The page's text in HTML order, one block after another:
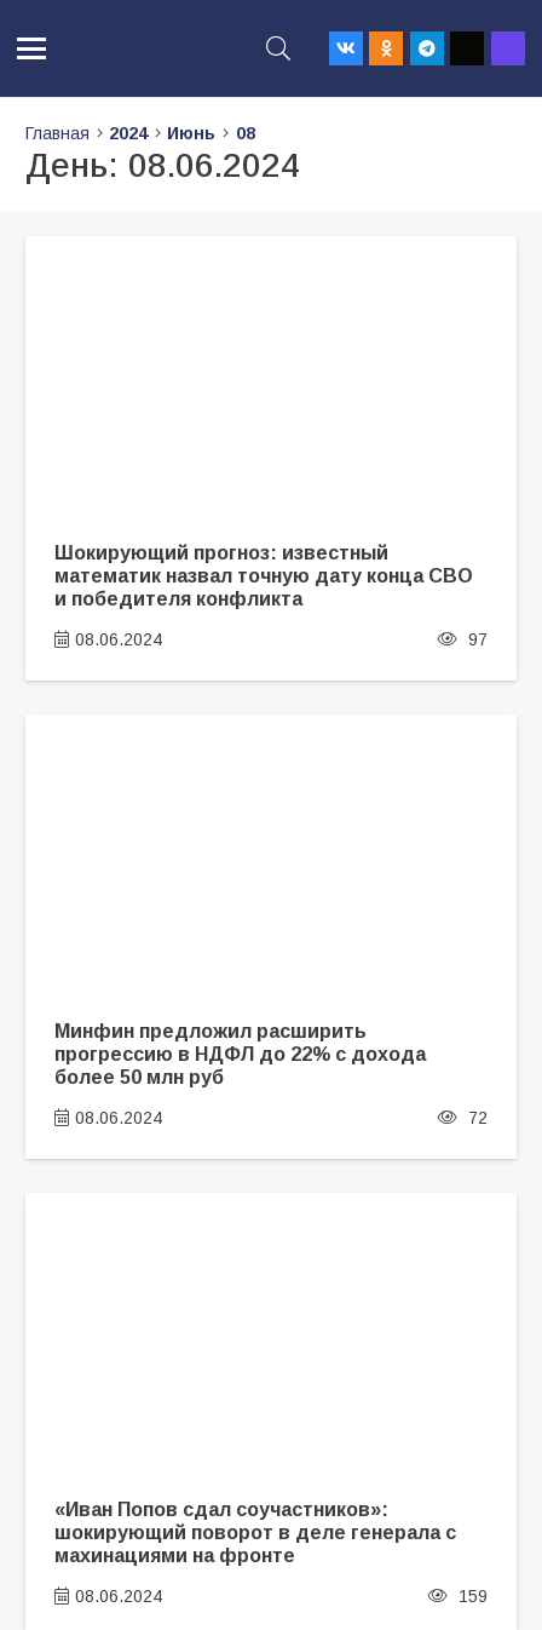
Главная 2024 Июнь 08
День: 08.06.2024
Шокирующий прогноз: известный
математик назвал точную дату конца СВО
и победителя конфликта
08.06.2024 97
Минфин предложил расширить
прогрессию в НДФЛ до 22% с дохода
более 50 млн руб
08.06.2024 72
«Иван Попов сдал соучастников»:
шокирующий поворот в деле генерала с
махинациями на фронте
08.06.2024 159